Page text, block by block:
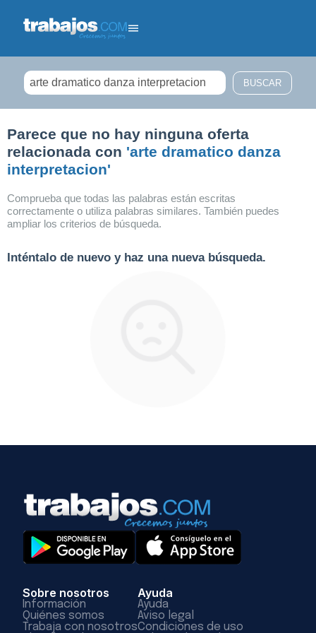
Parece que no hay ninguna oferta
relacionada con 'arte dramatico danza
interpretacion'
Comprueba que todas las palabras están escritas
correctamente o utiliza palabras similares. También puedes
ampliar los criterios de búsqueda.
Inténtalo de nuevo y haz una nueva búsqueda.
Sobre nosotros
Información
Quiénes somos
Trabaja con nosotros
Ayuda
Ayuda
Aviso legal
Condiciones de uso